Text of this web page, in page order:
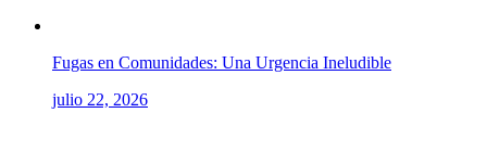
Fugas en Comunidades: Una Urgencia Ineludible
julio 22, 2026